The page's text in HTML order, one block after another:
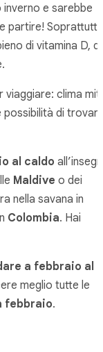
inverno e sarebbe
partire!
di vitamina D, di
viaggiare: clima
possibilità di
al caldo
Maldive o dei
nella savana in
Colombia. Hai
a febbraio al
meglio tutte le
febbraio.